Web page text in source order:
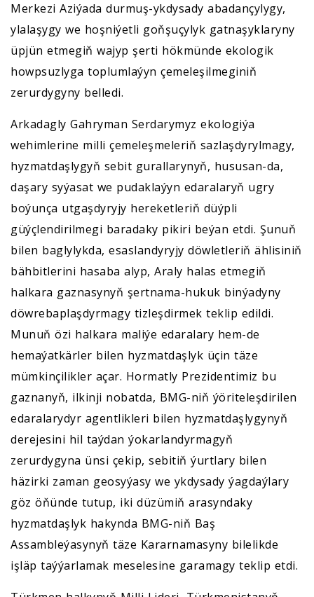
Merkezi Aziýada durmuş-ykdysady abadançylygy,
ylalaşygy we hoşniýetli goňşuçylyk gatnaşyklaryny
üpjün etmegiň wajyp şerti hökmünde ekologik
howpsuzlyga toplumlaýyn çemeleşilmeginiň
zerurdygyny belledi.
Arkadagly Gahryman Serdarymyz ekologiýa
wehimlerine milli çemeleşmeleriň sazlaşdyrylmagy,
hyzmatdaşlygyň sebit gurallarynyň, hususan-da,
daşary syýasat we pudaklaýyn edaralaryň ugry
boýunça utgaşdyryjy hereketleriň düýpli
güýçlendirilmegi baradaky pikiri beýan etdi. Şunuň
bilen baglylykda, esaslandyryjy döwletleriň ählisiniň
bähbitlerini hasaba alyp, Araly halas etmegiň
halkara gaznasynyň şertnama-hukuk binýadyny
döwrebaplaşdyrmagy tizleşdirmek teklip edildi.
Munuň özi halkara maliýe edaralary hem-de
hemaýatkärler bilen hyzmatdaşlyk üçin täze
mümkinçilikler açar. Hormatly Prezidentimiz bu
gaznanyň, ilkinji nobatda, BMG-niň ýöriteleşdirilen
edaralarydyr agentlikleri bilen hyzmatdaşlygynyň
derejesini hil taýdan ýokarlandyrmagyň
zerurdygyna ünsi çekip, sebitiň ýurtlary bilen
häzirki zaman geosyýasy we ykdysady ýagdaýlary
göz öňünde tutup, iki düzümiň arasyndaky
hyzmatdaşlyk hakynda BMG-niň Baş
Assambleýasynyň täze Kararnamasyny bilelikde
işläp taýýarlamak meselesine garamagy teklip etdi.